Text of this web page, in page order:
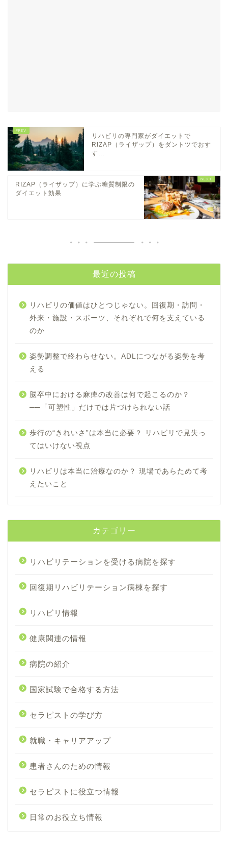
リハビリの専門家がダイエットで
RIZAP（ライザップ）をダントツでおす
す...
RIZAP（ライザップ）に学ぶ糖質制限の
ダイエット効果
最近の投稿
リハビリの価値はひとつじゃない。回復期・訪問・
外来・施設・スポーツ、それぞれで何を支えている
のか
姿勢調整で終わらせない。ADLにつながる姿勢を考
える
脳卒中における麻痺の改善は何で起こるのか？
──「可塑性」だけでは片づけられない話
歩行の“きれいさ”は本当に必要？ リハビリで見失っ
てはいけない視点
リハビリは本当に治療なのか？ 現場であらためて考
えたいこと
カテゴリー
リハビリテーションを受ける病院を探す
回復期リハビリテーション病棟を探す
リハビリ情報
健康関連の情報
病院の紹介
国家試験で合格する方法
セラピストの学び方
就職・キャリアアップ
患者さんのための情報
セラピストに役立つ情報
日常のお役立ち情報